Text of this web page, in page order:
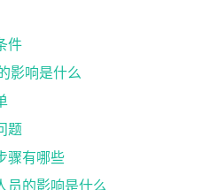
件
影响是什么
题
骤有哪些
员的影响是什么